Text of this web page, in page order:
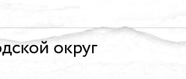
округ